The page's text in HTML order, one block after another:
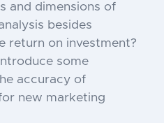
and dimensions of
besides
return on investment?
some
accuracy of
new marketing